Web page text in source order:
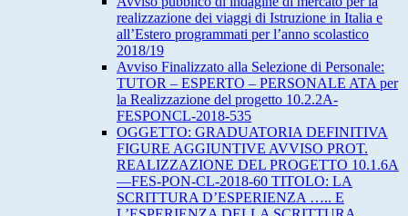
realizzazione dei viaggi di Istruzione in Italia e
all’Estero programmati per l’anno scolastico
2018/19
Avviso Finalizzato alla Selezione di Personale:
TUTOR – ESPERTO – PERSONALE ATA per
la Realizzazione del progetto 10.2.2A-
FESPONCL-2018-535
OGGETTO: GRADUATORIA DEFINITIVA
FIGURE AGGIUNTIVE AVVISO PROT.
REALIZZAZIONE DEL PROGETTO 10.1.6A
—FES-PON-CL-2018-60 TITOLO: LA
SCRITTURA D’ESPERIENZA ….. E